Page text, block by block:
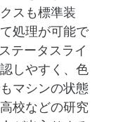
スも標準装
処理が可能で
テータスライ
しやすく、色
マシンの状態
校などの研究